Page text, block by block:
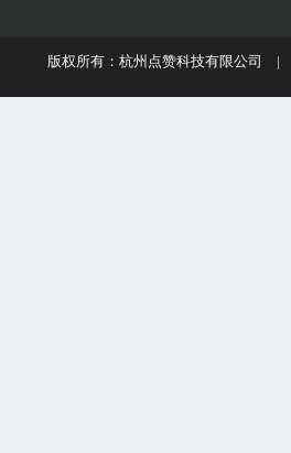
版权所有：杭州点赞科技有限公司